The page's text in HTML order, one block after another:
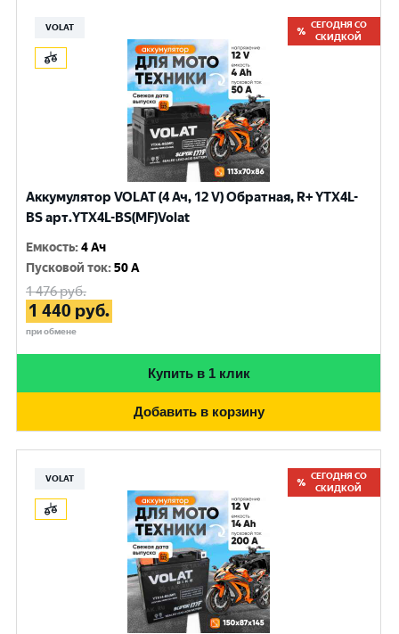
VOLAT
СЕГОДНЯ СО
СКИДКОЙ
Аккумулятор VOLAT (4 Ач, 12 V) Обратная, R+ YTX4L-
BS арт.YTX4L-BS(MF)Volat
Емкость:4 Ач
Пусковой ток:50 A
1 476руб.
1 440 руб.
при обмене
Купить в 1 клик
Добавить в корзину
VOLAT
СЕГОДНЯ СО
СКИДКОЙ